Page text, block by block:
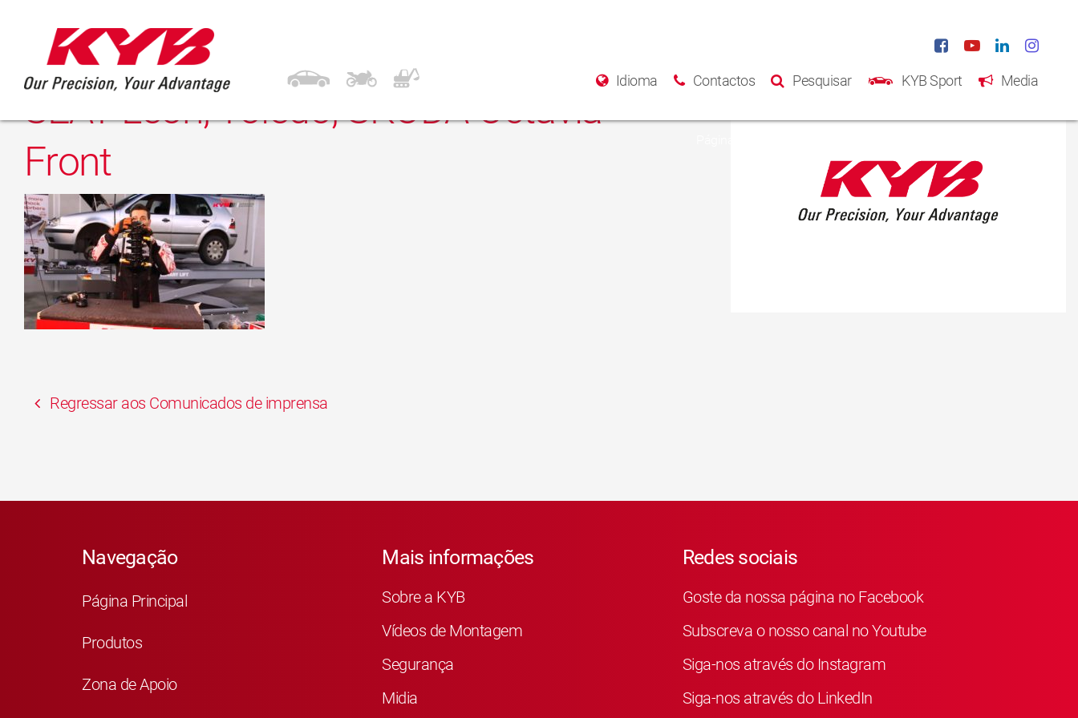
Idioma Contactos Pesquisar KYB Sport Media
KYB VW Golf lV, Bora, Jetta IV; AUDI A3,
SEAT Leon, Toledo; SKODA Octavia
Front
Regressar aos Comunicados de imprensa
Navegação
Página Principal
Produtos
Zona de Apoio
Mais informações
Sobre a KYB
Vídeos de Montagem
Segurança
Midia
Redes sociais
Goste da nossa página no Facebook
Subscreva o nosso canal no Youtube
Siga-nos através do Instagram
Siga-nos através do LinkedIn